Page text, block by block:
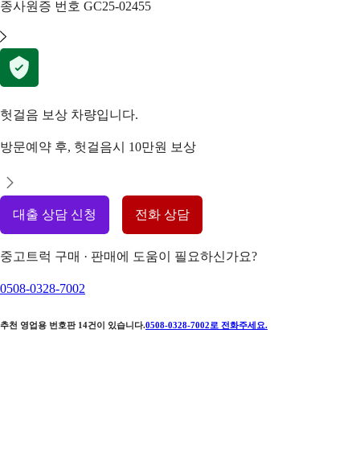
종사원증 번호 GC25-02455
헛걸음 보상 차량입니다.
방문예약 후, 헛걸음시 10만원 보상
대출 상담 신청 전화 상담
중고트럭 구매 · 판매에 도움이 필요하신가요?
0508-0328-7002
추천 영업용 번호판 14건이 있습니다.0508-0328-7002 로 전화주세요.